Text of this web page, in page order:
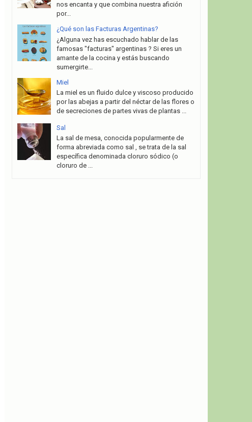
nos encanta y que combina nuestra afición
por...
¿Qué son las Facturas Argentinas?
¿Alguna vez has escuchado hablar de las
famosas "facturas" argentinas ? Si eres un
amante de la cocina y estás buscando
sumergirte...
Miel
La miel es un fluido dulce y viscoso producido
por las abejas a partir del néctar de las flores o
de secreciones de partes vivas de plantas ...
Sal
La sal de mesa, conocida popularmente de
forma abreviada como sal , se trata de la sal
específica denominada cloruro sódico (o
cloruro de ...